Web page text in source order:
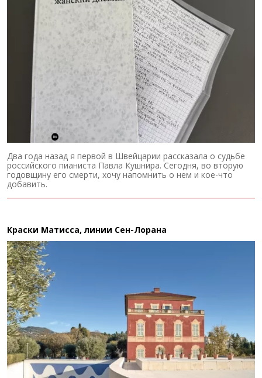
Два года назад я первой в Швейцарии рассказала о судьбе
российского пианиста Павла Кушнира. Сегодня, во вторую
годовщину его смерти, хочу напомнить о нем и кое-что
добавить.
Краски Матисса, линии Сен-Лорана